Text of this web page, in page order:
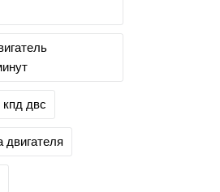
кпд двс
двигателя